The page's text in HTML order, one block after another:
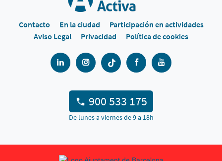
Contacto En la ciudad
Participación en actividades
Aviso Legal
Privacidad Política de cookies
900 533 175
De lunes a viernes de 9 a 18h